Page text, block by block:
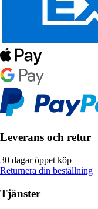
Leverans och retur
30 dagar öppet köp
Returnera din beställning
Tjänster